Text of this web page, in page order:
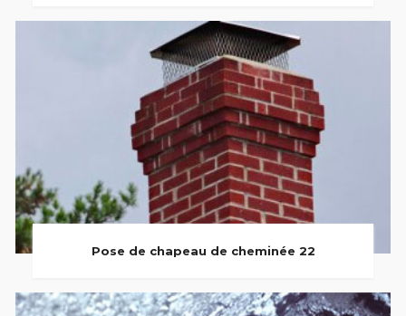
Pose de chapeau de cheminée 22